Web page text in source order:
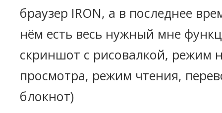
браузер IRON, а в последнее
нём есть весь нужный мне
скриншот с рисовалкой, режим
просмотра, режим чтения,
блокнот)